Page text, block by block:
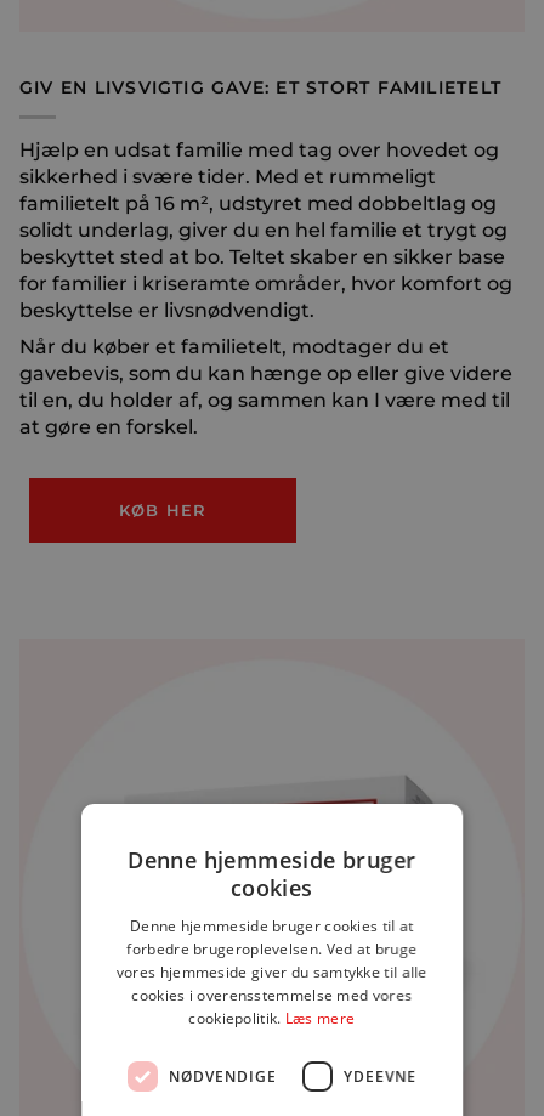
GIV EN LIVSVIGTIG GAVE: ET STORT FAMILIETELT
Hjælp en udsat familie med tag over hovedet og
sikkerhed i svære tider. Med et rummeligt
familietelt på 16 m², udstyret med dobbeltlag og
solidt underlag, giver du en hel familie et trygt og
beskyttet sted at bo. Teltet skaber en sikker base
for familier i kriseramte områder, hvor komfort og
beskyttelse er livsnødvendigt.
Når du køber et familietelt, modtager du et
gavebevis, som du kan hænge op eller give videre
til en, du holder af, og sammen kan I være med til
at gøre en forskel.
KØB HER
Denne hjemmeside bruger
cookies
Denne hjemmeside bruger cookies til at
forbedre brugeroplevelsen. Ved at bruge
vores hjemmeside giver du samtykke til alle
cookies i overensstemmelse med vores
cookiepolitik. Læs mere
NØDVENDIGE YDEEVNE